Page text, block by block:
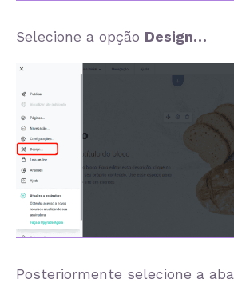
Selecione a opção Design…
Posteriormente selecione a aba